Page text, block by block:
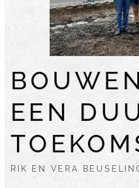
EEN
RIK EN VERA